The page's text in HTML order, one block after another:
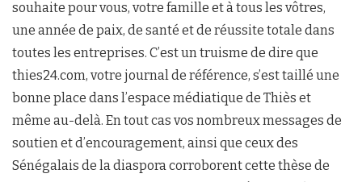
souhaite pour vous, votre famille et à tous les vôtres,
une année de paix, de santé et de réussite totale dans
toutes les entreprises. C’est un truisme de dire que
thies24.com, votre journal de référence, s’est taillé une
bonne place dans l’espace médiatique de Thiès et
même au-delà. En tout cas vos nombreux messages de
soutien et d’encouragement, ainsi que ceux des
Sénégalais de la diaspora corroborent cette thèse de